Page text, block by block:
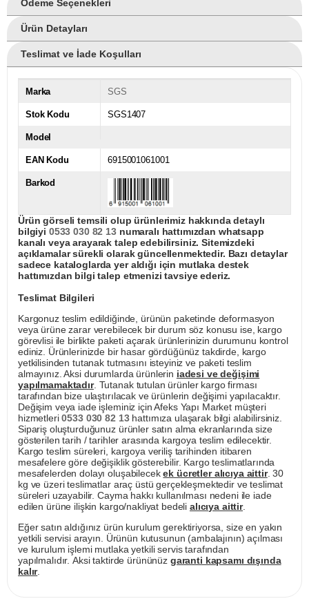
Ödeme Seçenekleri
Ürün Detayları
Teslimat ve İade Koşulları
Marka SGS
Stok Kodu SGS1407
Model
EAN Kodu 6915001061001
Barkod
Ürün görseli temsili olup ürünlerimiz hakkında detaylı
bilgiyi 0533 030 82 13numaralı hattımızdan whatsapp
kanalı veya arayarak talep edebilirsiniz. Sitemizdeki
açıklamalar sürekli olarak güncellenmektedir. Bazı detaylar
sadece kataloglarda yer aldığı için mutlaka destek
hattımızdan bilgi talep etmenizi tavsiye ederiz.
Teslimat Bilgileri
Kargonuz teslim edildiğinde, ürünün paketinde deformasyon
veya ürüne zarar verebilecek bir durum söz konusu ise, kargo
görevlisi ile birlikte paketi açarak ürünlerinizin durumunu kontrol
ediniz. Ürünlerinizde bir hasar gördüğünüz takdirde, kargo
yetkilisinden tutanak tutmasını isteyiniz ve paketi teslim
almayınız. Aksi durumlarda ürünlerin iadesi ve değişimi
yapılmamaktadır. Tutanak tutulan ürünler kargo firması
tarafından bize ulaştırılacak ve ürünlerin değişimi yapılacaktır.
Değişim veya iade işleminiz için Afeks Yapı Market müşteri
hizmetleri0533 030 82 13hattımıza ulaşarak bilgi alabilirsiniz.
Sipariş oluşturduğunuz ürünler satın alma ekranlarında size
gösterilen tarih / tarihler arasında kargoya teslim edilecektir.
Kargo teslim süreleri, kargoya veriliş tarihinden itibaren
mesafelere göre değişiklik gösterebilir. Kargo teslimatlarında
mesafelerden dolayı oluşabilecekek ücretler alıcıya aittir. 30
kg ve üzeri teslimatlar araç üstü gerçekleşmektedir ve teslimat
süreleri uzayabilir. Cayma hakkı kullanılması nedeni ile iade
edilen ürüne ilişkin kargo/nakliyat bedeli alıcıya aittir.
Eğer satın aldığınız ürün kurulum gerektiriyorsa, size en yakın
yetkili servisi arayın. Ürünün kutusunun (ambalajının) açılması
ve kurulum işlemi mutlaka yetkili servis tarafından
yapılmalıdır. Aksi taktirde ürününüz garanti kapsamı dışında
kalır.